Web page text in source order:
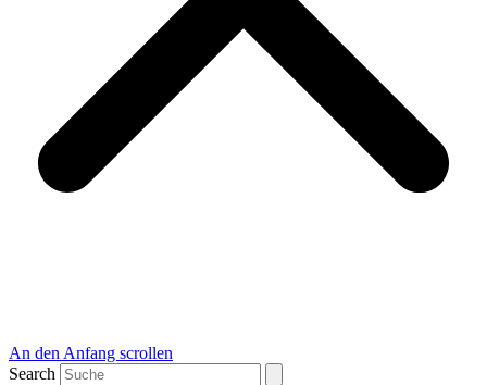
An den Anfang scrollen
Search